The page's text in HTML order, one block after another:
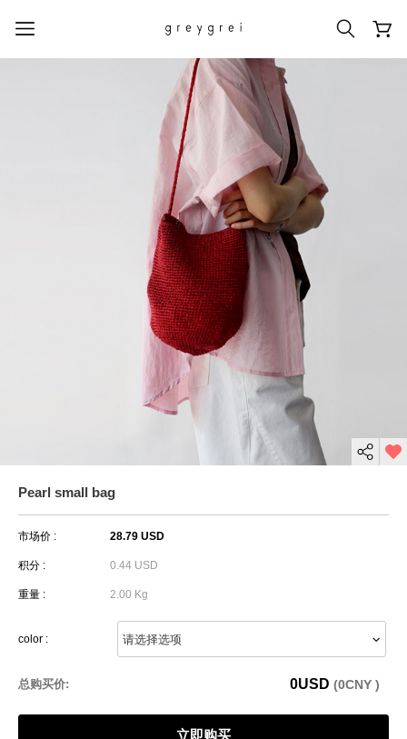
热门搜索词
#신상5%할인 #아나이스 제작
#당일발송 #BEST OF BEST
Pearl small bag
市场价 : 28.79 USD
积分 : 0.44 USD
重量 : 2.00 Kg
color :
总购买价: 0USD (0CNY )
立即购买